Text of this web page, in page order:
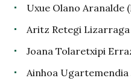
Uxue Olano Aranalde
Aritz Retegi
Joana Tolaretxipi
Ainhoa